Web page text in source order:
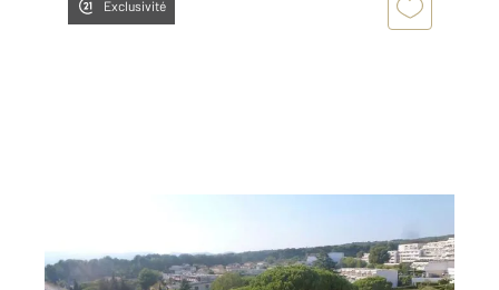
Exclusivité
Ref : 19335